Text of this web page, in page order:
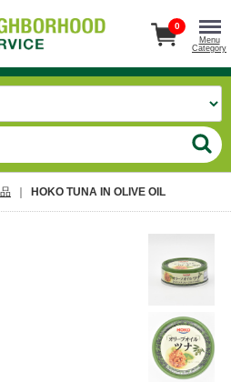
0
Menu
Category
HOKO TUNA IN OLIVE OIL